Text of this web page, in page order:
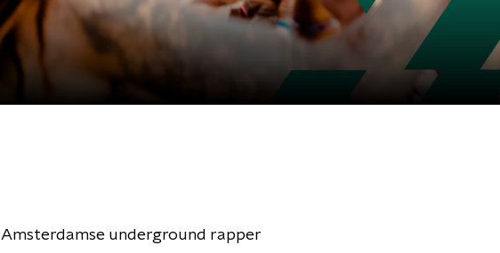
Amsterdamse underground rapper